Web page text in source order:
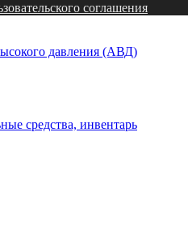
соглашения
давления (АВД)
средства, инвентарь